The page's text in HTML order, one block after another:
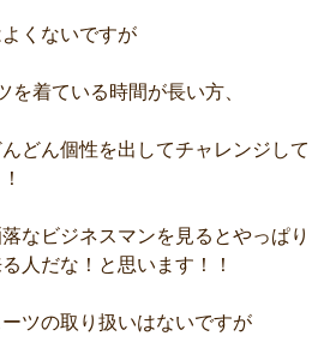
くないですが
を着ている時間が長い方、
どん個性を出してチャレンジして
なビジネスマンを見るとやっぱり
人だな！と思います！！
ツの取り扱いはないですが